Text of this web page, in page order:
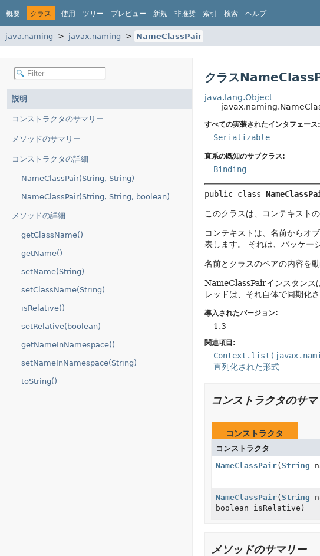
概要 クラス 使用 ツリー プレビュー 新規 非推奨 索引 検索 ヘルプ
java.naming javax.naming
NameClassPair
説明
コンストラクタのサマリー
メソッドのサマリー
コンストラクタの詳細
NameClassPair(String, String)
NameClassPair(String, String, boolean)
メソッドの詳細
getClassName()
getName()
setName(String)
setClassName(String)
isRelative()
setRelative(boolean)
getNameInNamespace()
setNameInNamespace(String)
toString()
クラス
java.lang.Object
すべての実装されたインタフェース:
Serializable
直系の既知のサブクラス:
Binding
public class
このクラスは、コンテキスト
コンテキストは、名前からオ
表します。
それは、パッケー
名前とクラスのペアの内容を
NameClassPairインスタンス
レッドは、それ自体で同期化
導入されたバージョン:
1.3
関連項目:
直列化された形式
コンストラクタのサマ
コンストラクタ
コンストラクタ
NameClassPair( String
NameClassPair( String
boolean isRelative)
メソッドのサマリー